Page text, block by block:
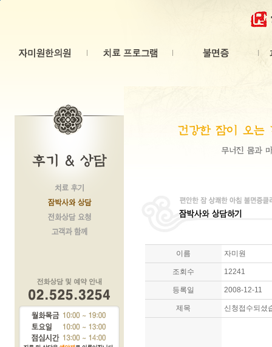
이름 자미원
조회수 12241
등록일 2008-12-11
제목 신청접수되셨